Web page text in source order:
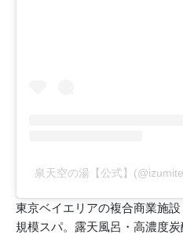
泉天空の湯【公式】
東京ベイエリアの複合商業施
規模スパ。露天風呂・高濃度